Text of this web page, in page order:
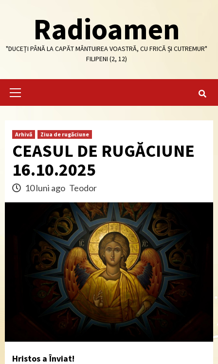
Radioamen
"DUCEȚI PÂNĂ LA CAPĂT MÂNTUIREA VOASTRĂ, CU FRICĂ ȘI CUTREMUR"
FILIPENI (2, 12)
Primary
Arhivă Ziua de rugăciune
CEASUL DE RUGĂCIUNE
16.10.2025
10 luni ago Teodor
Hristos a Înviat!